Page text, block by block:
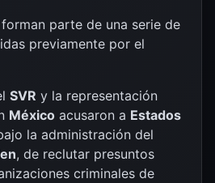
parte de una serie de
previamente por el
SVR y la representación
México acusaron a Estados
la administración del
, de reclutar presuntos
criminales de